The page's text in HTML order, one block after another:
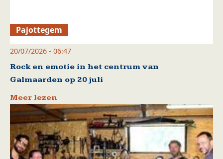
Pajottegem
20/07/2026 - 06:47
Rock en emotie in het centrum van
Galmaarden op 20 juli
Meer lezen